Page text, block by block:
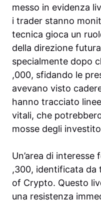
messo in evidenza
i trader stanno
tecnica gioca un
della direzione
specialmente dopo
,000, sfidando le
avevano visto
hanno tracciato
vitali, che
mosse degli
Un’area di
,300, identificata da
of Crypto. Questo
una resistenza